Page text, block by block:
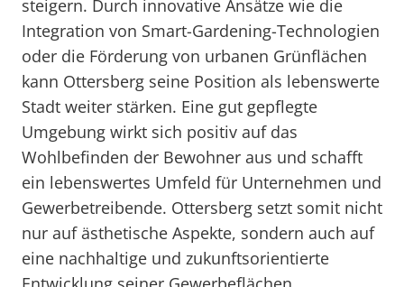
steigern. Durch innovative Ansätze wie die
Integration von Smart-Gardening-Technologien
oder die Förderung von urbanen Grünflächen
kann Ottersberg seine Position als lebenswerte
Stadt weiter stärken. Eine gut gepflegte
Umgebung wirkt sich positiv auf das
Wohlbefinden der Bewohner aus und schafft
ein lebenswertes Umfeld für Unternehmen und
Gewerbetreibende. Ottersberg setzt somit nicht
nur auf ästhetische Aspekte, sondern auch auf
eine nachhaltige und zukunftsorientierte